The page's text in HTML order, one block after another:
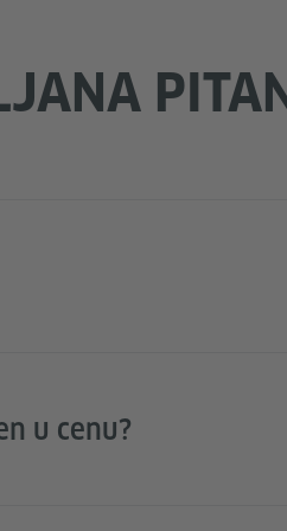
u cenu?